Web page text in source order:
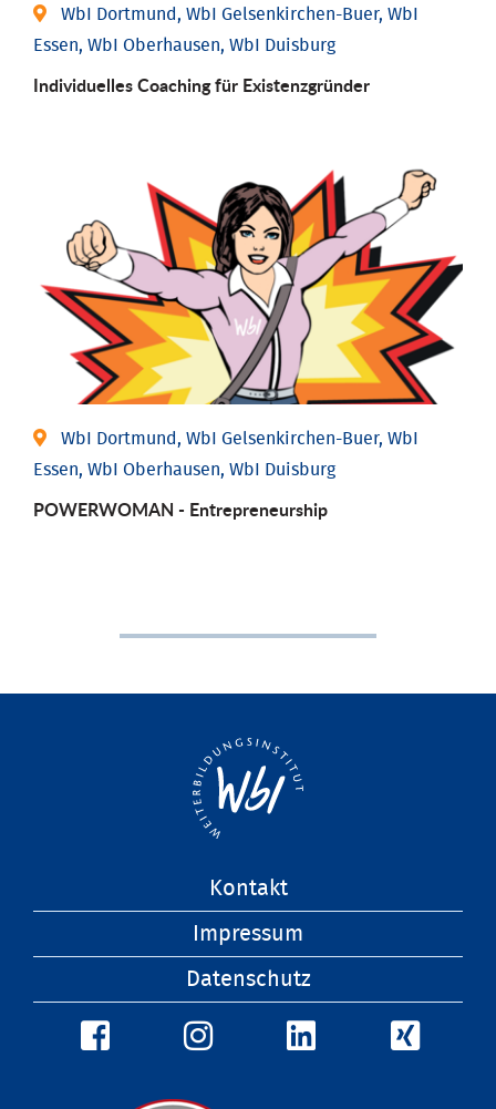
WbI Dortmund, WbI Gelsenkirchen-Buer, WbI
Essen, WbI Oberhausen, WbI Duisburg
Individu­elles Coaching für Existenz­gründer
WbI Dortmund, WbI Gelsenkirchen-Buer, WbI
Essen, WbI Oberhausen, WbI Duisburg
POWERWOMAN - Entrepreneurship
Kontakt
Impressum
Datenschutz